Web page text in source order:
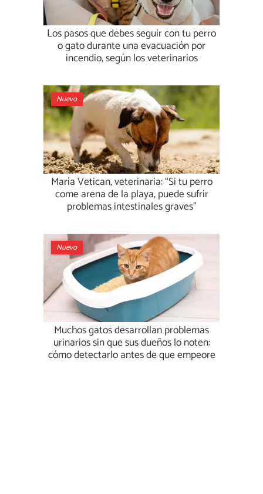
Los pasos que debes seguir con tu perro
o gato durante una evacuación por
incendio, según los veterinarios
Nuevo
María Vetican, veterinaria: “Si tu perro
come arena de la playa, puede sufrir
problemas intestinales graves”
Nuevo
Muchos gatos desarrollan problemas
urinarios sin que sus dueños lo noten:
cómo detectarlo antes de que empeore